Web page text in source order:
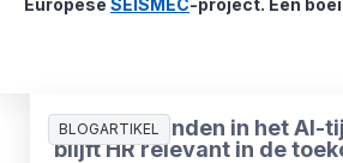
Europese SEISMEC-project. Een
BLOGARTIKEL
HR heruitvinden in het AI-
blijft HR relevant in de